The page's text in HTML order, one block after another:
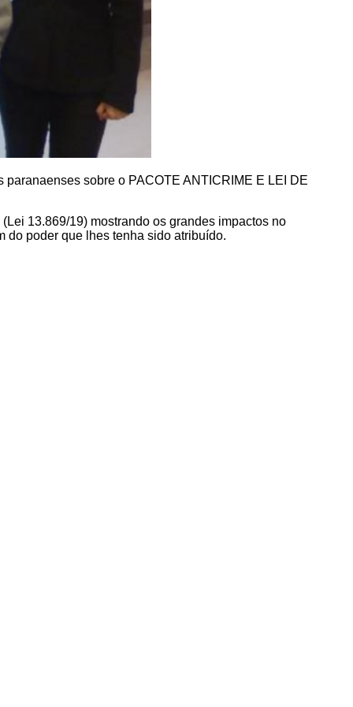
sobre o PACOTE ANTICRIME E LEI DE
13.869/19) mostrando os grandes impactos no
do poder que lhes tenha sido atribuído.